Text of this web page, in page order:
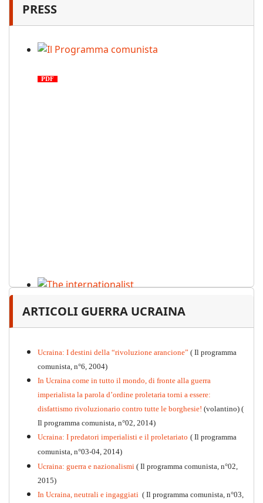
PRESS
PDF
PDF n.12, 2026
ARTICOLI GUERRA UCRAINA
Ucraina: I destini della “rivoluzione arancione” ( Il programma
comunista, n°6, 2004)
In Ucraina come in tutto il mondo, di fronte alla guerra
imperialista la parola d’ordine proletaria torni a essere:
disfattismo rivoluzionario contro tutte le borghesie! (volantino) (
Il programma comunista, n°02, 2014)
Ucraina: I predatori imperialisti e il proletariato ( Il programma
comunista, n°03-04, 2014)
Ucraina: guerra e nazionalismi ( Il programma comunista, n°02,
2015)
In Ucraina, neutrali e ingaggiati ( Il programma comunista, n°03,